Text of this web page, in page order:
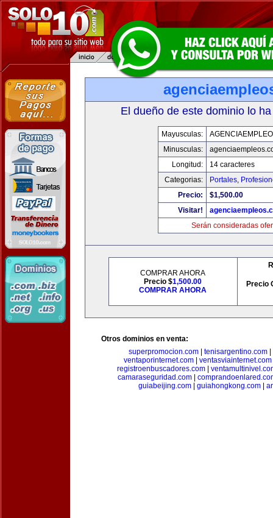
El dueño de este dominio lo
Mayusculas:
Minusculas:
Longitud:
14 caracteres
Categorias:
Portales,
Precio:
$1,500.00
Visitar!
Serán consideradas
COMPRAR AHORA
Precio $1,500.00
COMPRAR AHORA
Precio
Otros dominios en venta:
superpromocion.com
tenisargentino.com
ventaporinternet.com
ventasviainternet.com
registroenbuscadores.com
camaraseguridad.com
guiabeijing.com
guiahongkong.com